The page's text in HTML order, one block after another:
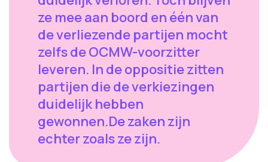
ze mee aan boord en één van
de verliezende partijen mocht
zelfs de OCMW-voorzitter
leveren. In de oppositie zitten
partijen die de verkiezingen
duidelijk hebben
gewonnen.De zaken zijn
echter zoals ze zijn.